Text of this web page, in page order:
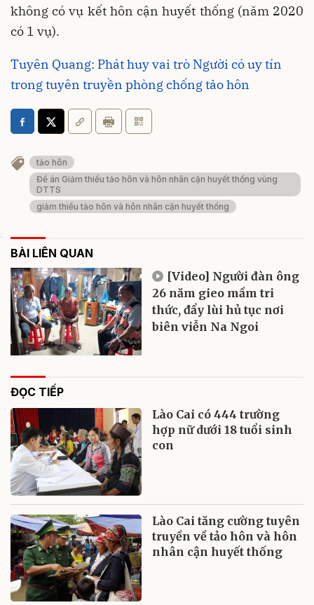
không có vụ kết hôn cận huyết thống (năm 2020
có 1 vụ).
Tuyên Quang: Phát huy vai trò Người có uy tín
trong tuyên truyền phòng chống tảo hôn
tảo hôn
Đề án Giảm thiểu tảo hôn và hôn nhân cận huyết thống vùng
DTTS
giảm thiểu tảo hôn và hôn nhân cận huyết thống
BÀI LIÊN QUAN
[Video] Người đàn ông
26 năm gieo mầm tri
thức, đẩy lùi hủ tục nơi
biên viễn Na Ngoi
ĐỌC TIẾP
Lào Cai có 444 trường
hợp nữ dưới 18 tuổi sinh
con
Lào Cai tăng cường tuyên
truyền về tảo hôn và hôn
nhân cận huyết thống